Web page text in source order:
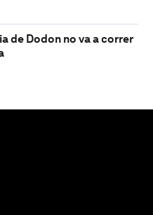
de Dodon no va a correr